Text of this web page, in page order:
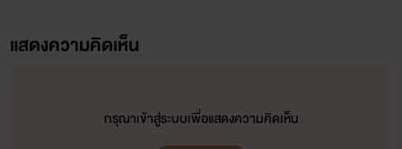
แสดงความคิดเห็น
กรุณาเข้าสู่ระบบเพื่อแสดงความคิดเห็น